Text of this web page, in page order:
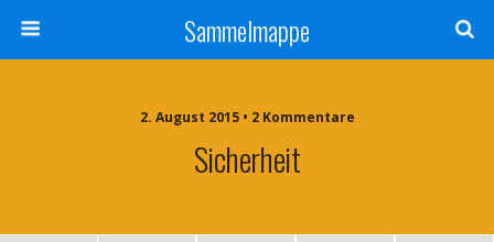
Sammelmappe
2. August 2015 • 2 Kommentare
Sicherheit